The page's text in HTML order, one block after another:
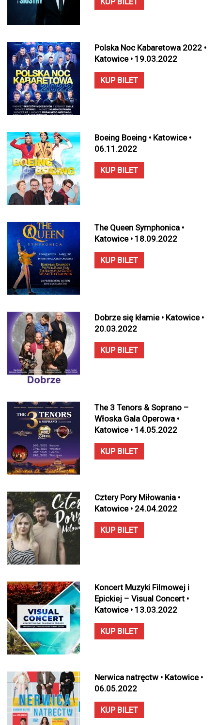
Polska Noc Kabaretowa 2022 •
Katowice • 19.03.2022
KUP BILET
Boeing Boeing • Katowice •
06.11.2022
KUP BILET
The Queen Symphonica •
Katowice • 18.09.2022
KUP BILET
Dobrze się kłamie • Katowice •
20.03.2022
KUP BILET
The 3 Tenors & Soprano –
Włoska Gala Operowa •
Katowice • 14.05.2022
KUP BILET
Cztery Pory Miłowania •
Katowice • 24.04.2022
KUP BILET
Koncert Muzyki Filmowej i
Epickiej – Visual Concert •
Katowice • 13.03.2022
KUP BILET
Nerwica natręctw • Katowice •
06.05.2022
KUP BILET